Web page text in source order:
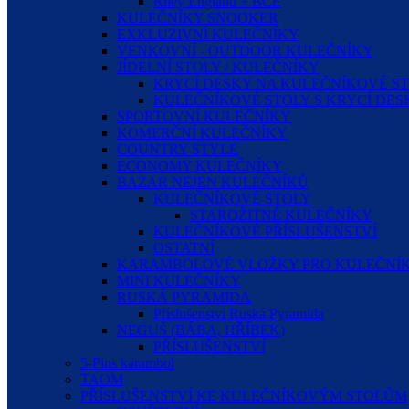
KULEČNÍKY SNOOKER
EXKLUZIVNÍ KULEČNÍKY
VENKOVNÍ - OUTDOOR KULEČNÍKY
JÍDELNÍ STOLY / KULEČNÍKY
KRYCÍ DESKY NA KULEČNÍKOVÉ
KULEČNÍKOVÉ STOLY S KRYCÍ
SPORTOVNÍ KULEČNÍKY
KOMERČNÍ KULEČNÍKY
COUNTRY STYLE
ECONOMY KULEČNÍKY
BAZAR NEJEN KULEČNÍKŮ
KULEČNÍKOVÉ STOLY
STAROŽITNÉ KULEČNÍKY
KULEČNÍKOVÉ PŘÍSLUŠENSTVÍ
OSTATNÍ
KARAMBOLOVÉ VLOŽKY PRO
MINI KULEČNÍKY
RUSKÁ PYRAMIDA
Příslušenství Ruská Pyramida
NEGUŠ (BÁBA, HŘÍBEK)
PŘÍSLUŠENSTVÍ
5-Pins karambol
TAOM
PŘÍSLUŠENSTVÍ KE KULEČNÍKOVÝM STOLŮM